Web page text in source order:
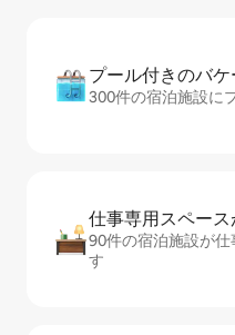
プール付きのバ⁠
300件の宿泊施設に
仕事専用ス⁠ペ⁠ー⁠
90件の宿泊施設が
す